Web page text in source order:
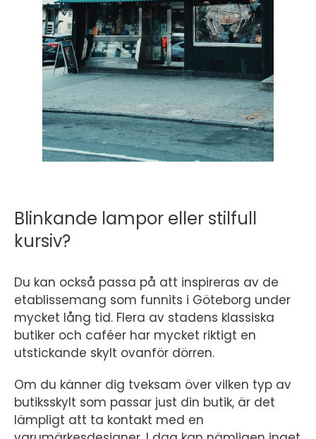
Blinkande lampor eller stilfull
kursiv?
Du kan också passa på att inspireras av de
etablissemang som funnits i Göteborg under
mycket lång tid. Flera av stadens klassiska
butiker och caféer har mycket riktigt en
utstickande skylt ovanför dörren.
Om du känner dig tveksam över vilken typ av
butiksskylt som passar just din butik, är det
lämpligt att ta kontakt med en